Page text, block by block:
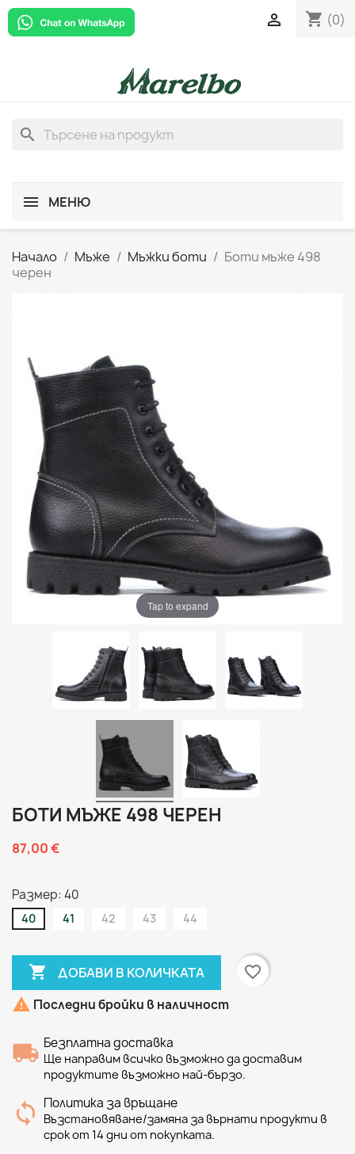
shopping_cart (0)

search
МЕНЮ
Начало Мъже Мъжки боти
Боти мъже 498
черен
Tap to expand
БОТИ МЪЖЕ 498 ЧЕРЕН
87,00 €
Размер: 40
40 41 42 43 44
 ДОБАВИ В КОЛИЧКАТА
favorite_border
 Последни бройки в наличност
Безплатна доставка
Ще направим всичко възможно да доставим
продуктите възможно най-бързо.
Политика за връщане
Възстановяване/замяна за върнати продукти в
срок от 14 дни от покупката.